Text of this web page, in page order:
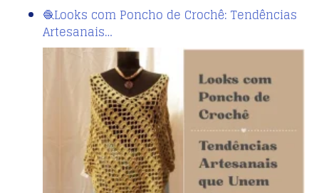
🧶Looks com Poncho de Crochê: Tendências
Artesanais…